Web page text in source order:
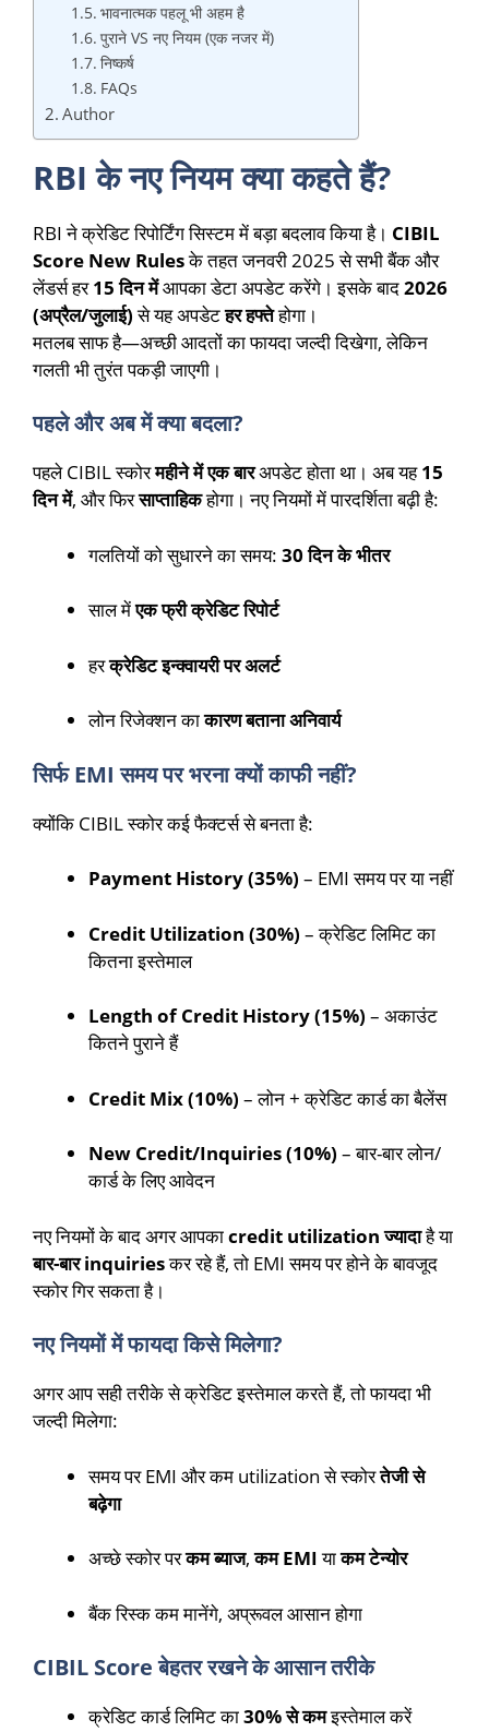
भावनात्मक पहलू भी अहम है
पुराने VS नए नियम (एक नजर में)
निष्कर्ष
FAQs
Author
RBI के नए नियम क्या कहते हैं?
RBI ने क्रेडिट रिपोर्टिंग सिस्टम में बड़ा बदलाव किया है। CIBIL
Score New Rulesके तहत जनवरी 2025 से सभी बैंक और
लेंडर्स हर15 दिन मेंआपका डेटा अपडेट करेंगे। इसके बाद2026
(अप्रैल/जुलाई)से यह अपडेटहर हफ्तेहोगा।
मतलब साफ है—अच्छी आदतों का फायदा जल्दी दिखेगा, लेकिन
गलती भी तुरंत पकड़ी जाएगी।
पहले और अब में क्या बदला?
पहले CIBIL स्कोरमहीने में एक बारअपडेट होता था। अब यह15
दिन में, और फिरसाप्ताहिकहोगा। नए नियमों में पारदर्शिता बढ़ी है:
गलतियों को सुधारने का समय: 30 दिन के भीतर
साल मेंएक फ्री क्रेडिट रिपोर्ट
हरक्रेडिट इन्क्वायरी पर अलर्ट
लोन रिजेक्शन काकारण बताना अनिवार्य
सिर्फ EMI समय पर भरना क्यों काफी नहीं?
क्योंकि CIBIL स्कोर कई फैक्टर्स से बनता है:
Payment History (35%) – EMI समय पर या नहीं
Credit Utilization (30%) – क्रेडिट लिमिट का
कितना इस्तेमाल
Length of Credit History (15%) – अकाउंट
कितने पुराने हैं
Credit Mix (10%) – लोन + क्रेडिट कार्ड का बैलेंस
New Credit/Inquiries (10%) – बार-बार लोन/
कार्ड के लिए आवेदन
नए नियमों के बाद अगर आपकाcredit utilization ज्यादाहै या
बार-बार inquiriesकर रहे हैं, तो EMI समय पर होने के बावजूद
स्कोर गिर सकता है।
नए नियमों में फायदा किसे मिलेगा?
अगर आप सही तरीके से क्रेडिट इस्तेमाल करते हैं, तो फायदा भी
जल्दी मिलेगा:
समय पर EMI और कम utilization से स्कोरतेजी से
बढ़ेगा
अच्छे स्कोर परकम ब्याज,कम EMIयाकम टेन्योर
बैंक रिस्क कम मानेंगे, अप्रूवल आसान होगा
CIBIL Score बेहतर रखने के आसान तरीके
क्रेडिट कार्ड लिमिट का30% से कमइस्तेमाल करें